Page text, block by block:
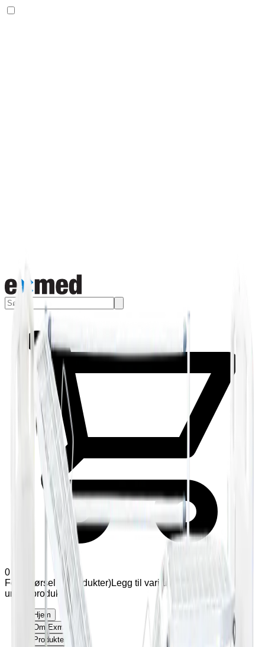
0
Forespørsel (
0 produkter)Legg til varianter og tilleggsutstyr
under produkter
Hjem
Om Exmed
Produkter